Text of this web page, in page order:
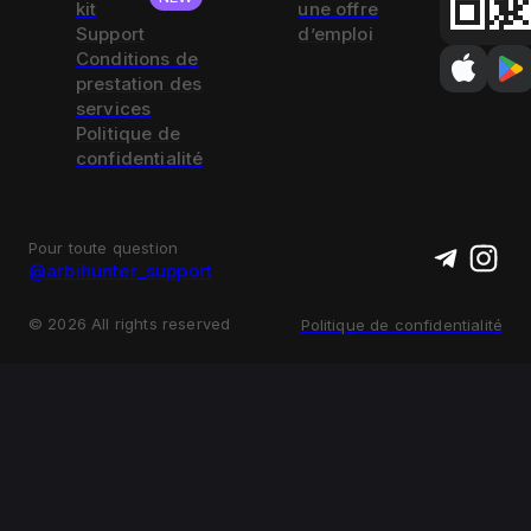
kit
Support
Conditions de
prestation des
services
Politique de
confidentialité
une offre
d’emploi
Pour toute question
@arbihunter_support
© 2026 All rights reserved Politique de confidentialité